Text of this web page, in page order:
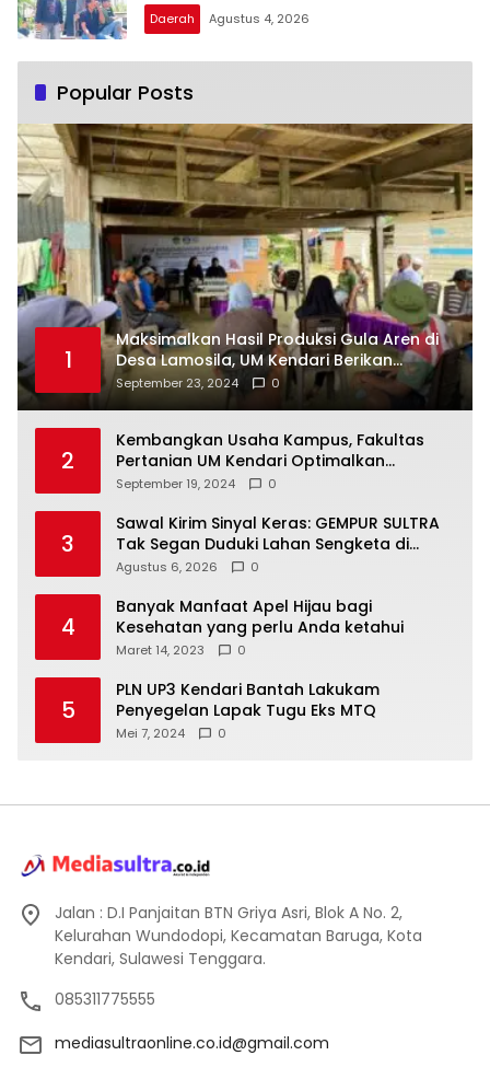
Daerah Agustus 4, 2026
Popular Posts
1
Maksimalkan Hasil Produksi Gula Aren di
Desa Lamosila, UM Kendari Berikan
Bantuan Alat Produksi Modern
September 23, 2024 0
2
Kembangkan Usaha Kampus, Fakultas
Pertanian UM Kendari Optimalkan
Laboratorium Lapangan Agribisnis
September 19, 2024 0
3
Sawal Kirim Sinyal Keras: GEMPUR SULTRA
Tak Segan Duduki Lahan Sengketa di
Puuwatu
Agustus 6, 2026 0
4
Banyak Manfaat Apel Hijau bagi
Kesehatan yang perlu Anda ketahui
Maret 14, 2023 0
5
PLN UP3 Kendari Bantah Lakukam
Penyegelan Lapak Tugu Eks MTQ
Mei 7, 2024 0
Jalan : D.I Panjaitan BTN Griya Asri, Blok A No. 2,
Kelurahan Wundodopi, Kecamatan Baruga, Kota
Kendari, Sulawesi Tenggara.
085311775555
mediasultraonline.co.id@gmail.com